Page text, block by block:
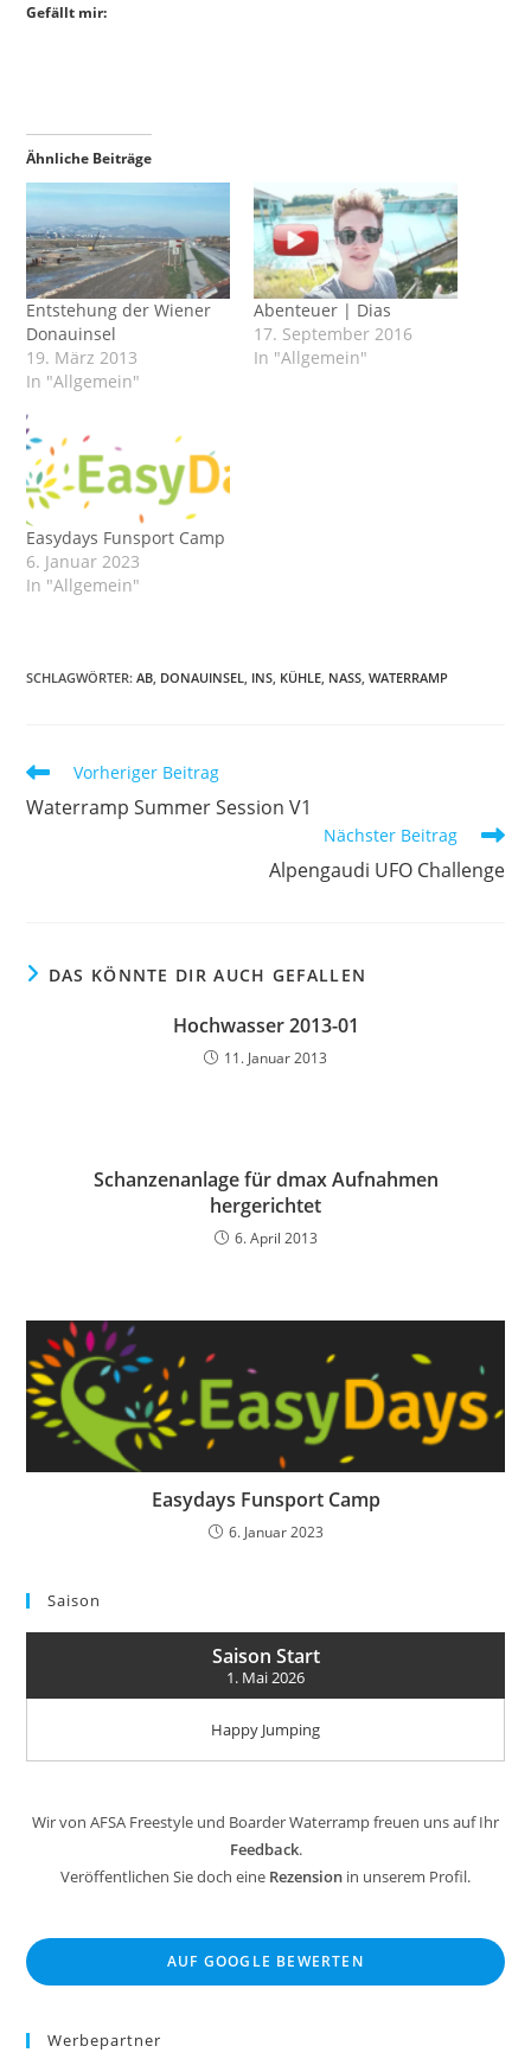
Gefällt mir:
Ähnliche Beiträge
Entstehung der Wiener
Donauinsel
19. März 2013
In "Allgemein"
Abenteuer | Dias
17. September 2016
In "Allgemein"
Easydays Funsport Camp
6. Januar 2023
In "Allgemein"
SCHLAGWÖRTER:AB DONAUINSEL INS KÜHLE NASS WATERRAMP
Weitere
ansehen
Vorheriger Beitrag
Waterramp Summer Session V1
Nächster Beitrag
Alpengaudi UFO Challenge
DAS KÖNNTE DIR AUCH GEFALLEN
Hochwasser 2013-01
11. Januar 2013
Schanzenanlage für dmax Aufnahmen
hergerichtet
6. April 2013
Easydays Funsport Camp
6. Januar 2023
Saison
Saison Start
1. Mai 2026
Happy Jumping
Wir von AFSA Freestyle und Boarder Waterramp freuen uns auf Ihr
Feedback.
Veröffentlichen Sie doch eine Rezension in unserem Profil.
AUF GOOGLE BEWERTEN
Werbepartner